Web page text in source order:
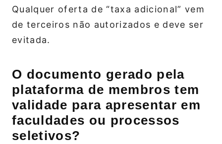
Qualquer oferta de “taxa adicional” vem
de terceiros não autorizados e deve ser
evitada.
O documento gerado pela
plataforma de membros tem
validade para apresentar em
faculdades ou processos
seletivos?